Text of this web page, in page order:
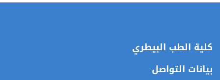
كلية الطب البيطري
بيانات التواصل